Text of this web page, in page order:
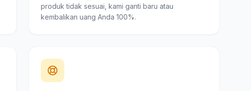
produk tidak sesuai, kami ganti baru atau
kembalikan uang Anda 100%.